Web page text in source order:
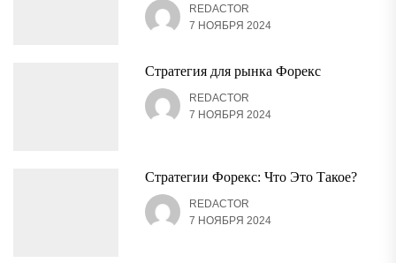
REDACTOR
7 НОЯБРЯ 2024
Стратегия для рынка Форекс
REDACTOR
7 НОЯБРЯ 2024
Стратегии Форекс: Что Это Такое?
REDACTOR
7 НОЯБРЯ 2024